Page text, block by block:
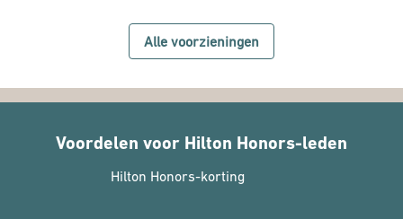
Alle voorzieningen
Voordelen voor Hilton Honors-leden
Hilton Honors-korting